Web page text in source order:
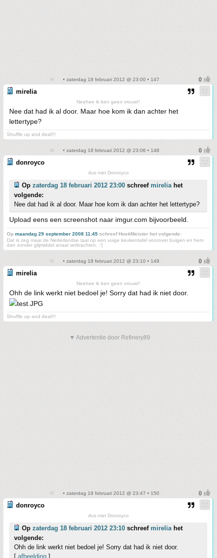
• zaterdag 18 februari 2012 @ 23:00 • 147
mirelia
Neehee ik ben geen vrouw!!
Nee dat had ik al door. Maar hoe kom ik dan achter het
lettertype?
Shuffle up and deal!!!
• zaterdag 18 februari 2012 @ 23:06 • 148
donroyco
dus niet Donroyco
Op zaterdag 18 februari 2012 23:00 schreef mireliahet
volgende:
Nee dat had ik al door. Maar hoe kom ik dan achter het lettertype?
Upload eens een screenshot naar imgur.com bijvoorbeeld.
Op maandag 29 september 2008 11:45 schreef HostiMeister het volgende:
Dat is zeg maar de Nederlandse taal op een vuige keukentafel voorover buigen en hem
dan zonder glijmiddel anaal verkrachten. :'(
• zaterdag 18 februari 2012 @ 23:10 • 149
mirelia
Neehee ik ben geen vrouw!!
Ohh de link werkt niet bedoel je! Sorry dat had ik niet door.
Shuffle up and deal!!!
▼ Advertentie door Refinery89
• zaterdag 18 februari 2012 @ 23:47 • 150
donroyco
dus niet Donroyco
Op zaterdag 18 februari 2012 23:10 schreef mireliahet
volgende:
Ohh de link werkt niet bedoel je! Sorry dat had ik niet door.
[ afbeelding ]